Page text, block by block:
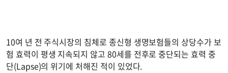
10여 년 전 주식시장의 침체로 종신형 생명보험들의 상당수가 보
험 효력이 평생 지속되지 않고 80세를 전후로 중단되는 효력 중
단(Lapse)의 위기에 처해진 적이 있었다.